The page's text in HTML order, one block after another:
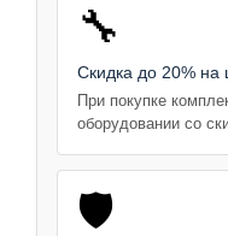
🔧
Скидка до 20%
При покупке
оборудовании со
🛡️